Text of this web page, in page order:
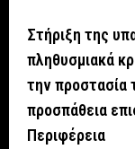
Στήριξη της
πληθυσμιακά
την προστασία
προσπάθεια
Περιφέρεια